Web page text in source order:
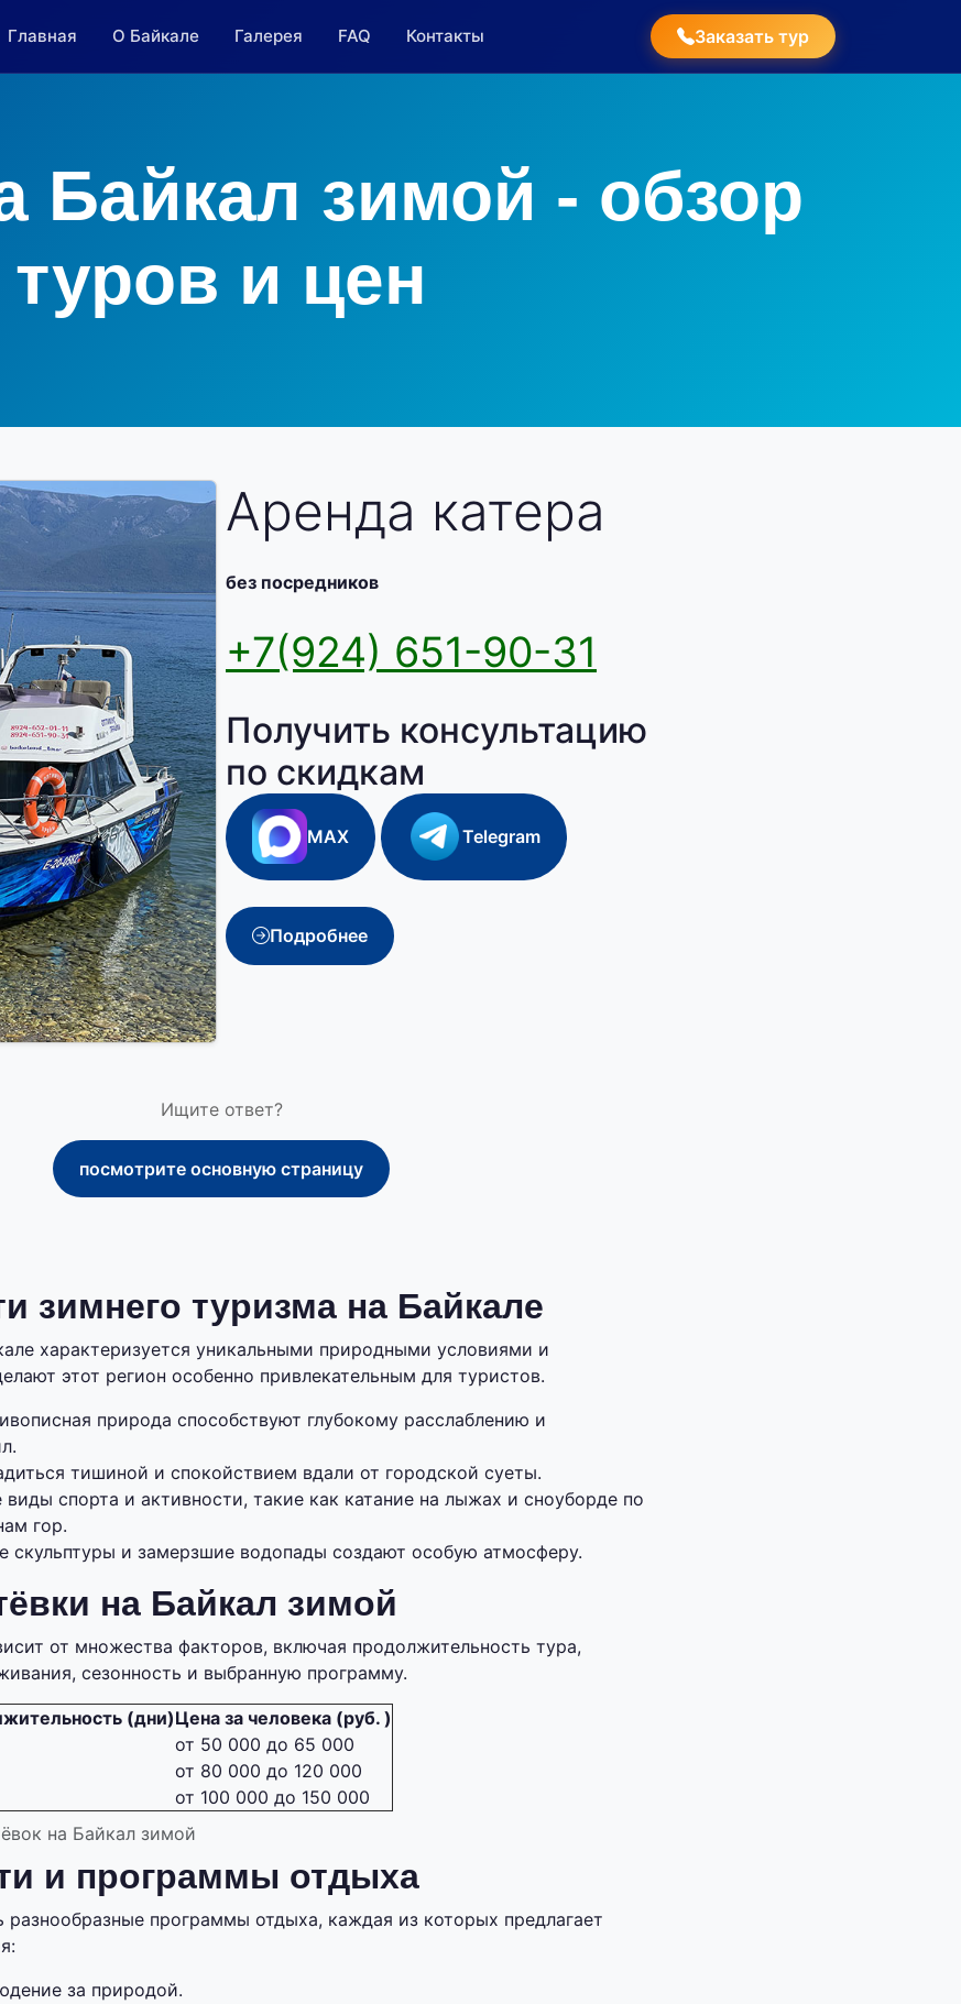
Главная О Байкале Галерея FAQ Контакты Заказать тур
Байкал зимой - обзор
туров и цен
Аренда катера
без посредников
+7(924) 651-90-31
Получить консультацию
по скидкам
MAX Telegram
Подробнее
Ищите ответ?
посмотрите основную страницу
зимнего туризма на Байкале
характеризуется уникальными природными условиями и
этот регион особенно привлекательным для туристов.
природа способствуют глубокому расслаблению и
тишиной и спокойствием вдали от городской суеты.
спорта и активности, такие как катание на лыжах и сноуборде по
гор.
скульптуры и замерзшие водопады создают особую атмосферу.
на Байкал зимой
от множества факторов, включая продолжительность тура,
сезонность и выбранную программу.
на Байкал зимой
(дни)Цена за человека (руб. )
от 50 000 до 65 000
от 80 000 до 120 000
от 100 000 до 150 000
и программы отдыха
разнообразные программы отдыха, каждая из которых предлагает
за природой.